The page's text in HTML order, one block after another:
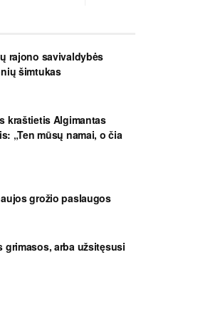
rajono savivaldybės
šimtukas
kraštietis Algimantas
„Ten mūsų namai, o čia
grožio paslaugos
grimasos, arba užsitęsusi